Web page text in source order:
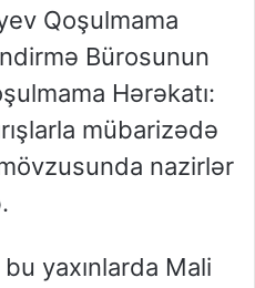
Qoşulmama
Bürosunun
Hərəkatı:
mübarizədə
nazirlər
bu yaxınlarda Mali